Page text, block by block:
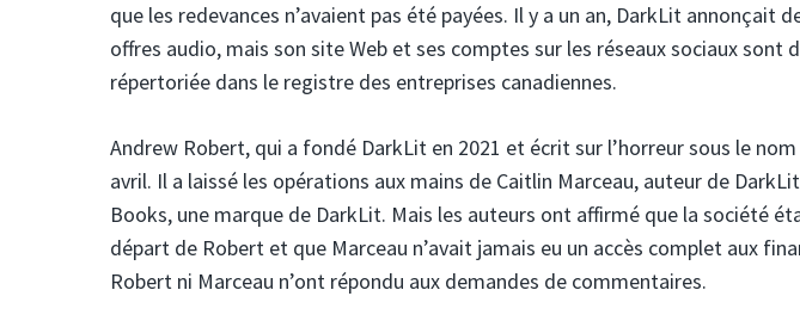
que les redevances n’avaient pas été payées. Il y a un an, DarkLit annonçait
offres audio, mais son site Web et ses comptes sur les réseaux sociaux sont
répertoriée dans le registre des entreprises canadiennes.
Andrew Robert, qui a fondé DarkLit en 2021 et écrit sur l’horreur sous le
avril. Il a laissé les opérations aux mains de Caitlin Marceau, auteur de
Books, une marque de DarkLit. Mais les auteurs ont affirmé que la société
départ de Robert et que Marceau n’avait jamais eu un accès complet aux
Robert ni Marceau n’ont répondu aux demandes de commentaires.